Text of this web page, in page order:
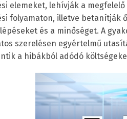
elemeket, lehívják a
folyamaton, illetve betanítják
és a minőséget. A
szerelésen egyértelmű
a hibákból adódó